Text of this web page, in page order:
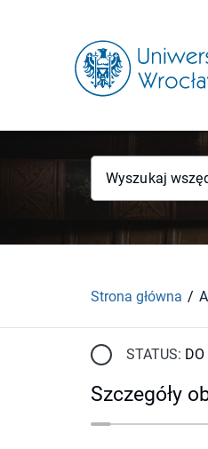
Wyszukaj
Strona główna
STATUS:
Szczegóły